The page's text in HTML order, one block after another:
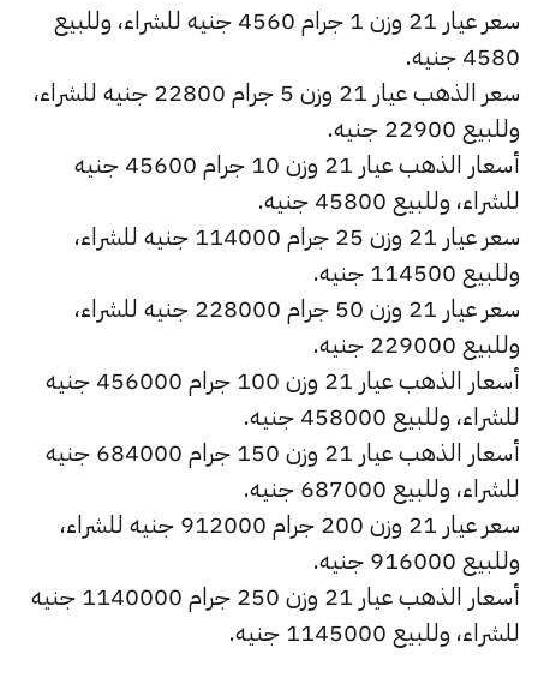
سعر عيار 21 وزن 1 جرام 4560 جنيه للشراء، وللبيع
4580 جنيه.
سعر الذهب عيار 21 وزن 5 جرام 22800 جنيه للشراء،
وللبيع 22900 جنيه.
أسعار الذهب عيار 21 وزن 10 جرام 45600 جنيه
للشراء، وللبيع 45800 جنيه.
سعر عيار 21 وزن 25 جرام 114000 جنيه للشراء،
وللبيع 114500 جنيه.
سعر عيار 21 وزن 50 جرام 228000 جنيه للشراء،
وللبيع 229000 جنيه.
أسعار الذهب عيار 21 وزن 100 جرام 456000 جنيه
للشراء، وللبيع 458000 جنيه.
أسعار الذهب عيار 21 وزن 150 جرام 684000 جنيه
للشراء، وللبيع 687000 جنيه.
سعر عيار 21 وزن 200 جرام 912000 جنيه للشراء،
وللبيع 916000 جنيه.
أسعار الذهب عيار 21 وزن 250 جرام 1140000 جنيه
للشراء، وللبيع 1145000 جنيه.